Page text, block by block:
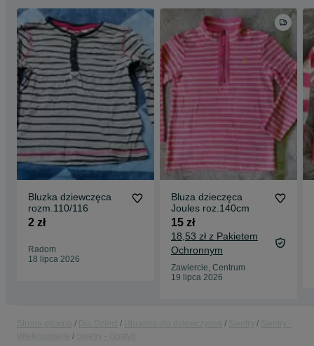
Bluzka dziewczęca
rozm.110/116
2 zł
Radom
18 lipca 2026
Bluza dzieczęca
Joules roz.140cm
15 zł
18,53 zł z Pakietem
Ochronnym
Zawiercie, Centrum
19 lipca 2026